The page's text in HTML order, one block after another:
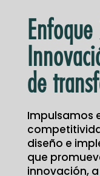
de
Impulsamos
diseño e
que
innovación,